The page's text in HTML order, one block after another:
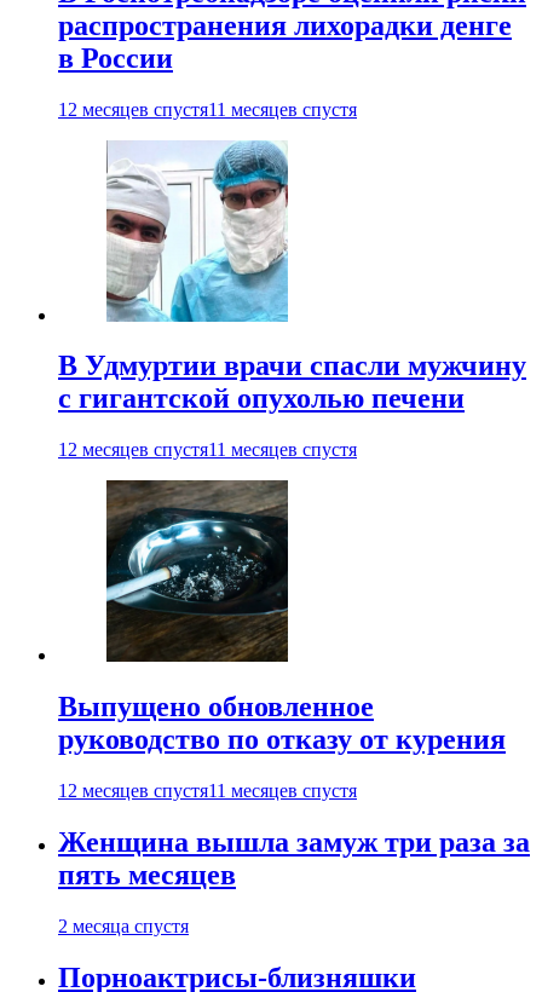
распространения лихорадки денге
в России
12 месяцев спустя11 месяцев спустя
В Удмуртии врачи спасли мужчину
с гигантской опухолью печени
12 месяцев спустя11 месяцев спустя
Выпущено обновленное
руководство по отказу от курения
12 месяцев спустя11 месяцев спустя
Женщина вышла замуж три раза за
пять месяцев
2 месяца спустя
Порноактрисы-близняшки